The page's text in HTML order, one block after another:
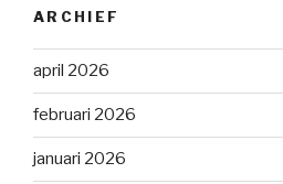
ARCHIEF
april 2026
februari 2026
januari 2026